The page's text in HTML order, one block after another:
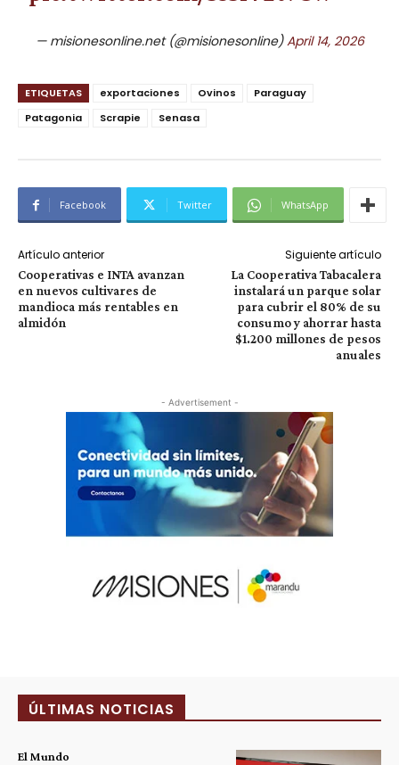
— misionesonline.net (@misionesonline)April 14, 2026
ETIQUETAS exportaciones Ovinos
Paraguay
Patagonia
Scrapie Senasa
Facebook Twitter WhatsApp
Artículo anterior
Cooperativas e INTA avanzan
en nuevos cultivares de
mandioca más rentables en
almidón
Siguiente artículo
La Cooperativa Tabacalera
instalará un parque solar
para cubrir el 80% de su
consumo y ahorrar hasta
$1.200 millones de pesos
anuales
- Advertisement -
ÚLTIMAS NOTICIAS
El Mundo